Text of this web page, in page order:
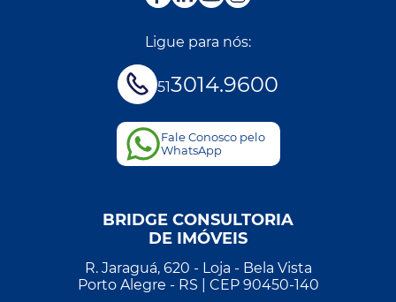
Ligue para nós:
513014.9600
Fale Conosco pelo
WhatsApp
BRIDGE CONSULTORIA
DE IMÓVEIS
R. Jaraguá, 620 - Loja - Bela Vista
Porto Alegre - RS | CEP 90450-140